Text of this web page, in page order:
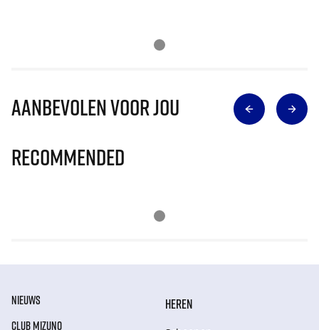
Aanbevolen voor jou
Recommended
NIEUWS
CLUB MIZUNO
HEREN